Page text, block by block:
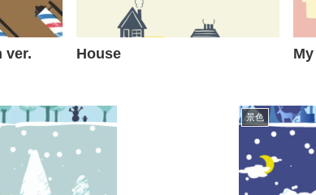
ver. House
景色